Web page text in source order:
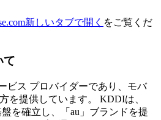
新しいタブで開く をご覧くだ
て
ビス プロバイダーであり、モバ
を提供しています。 KDDIは、
を確立し、「au」ブランドを提